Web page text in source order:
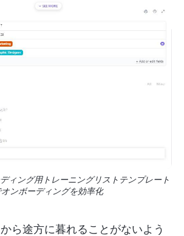
ィング用トレーニングリストテンプレート
オンボーディングを効率化
ら途方に暮れることがないよう